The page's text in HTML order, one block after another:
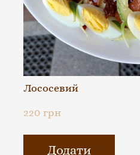
Лососевий
220 грн
Додати